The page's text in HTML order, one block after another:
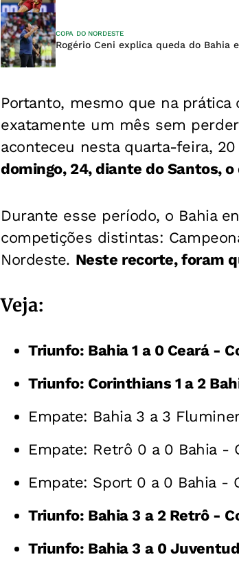
COPA DO NORDESTE
Rogério Ceni explica queda do
Portanto, mesmo que na
exatamente um mês sem
aconteceu nesta quarta-feira,
domingo, 24, diante do Santos,
Durante esse período, o Bahia
competições distintas:
Nordeste. Neste recorte, foram
Veja:
Triunfo: Bahia 1 a 0 Ceará -
Triunfo: Corinthians 1 a 2
Empate: Bahia 3 a 3
Empate: Retrô 0 a 0 Bahia -
Empate: Sport 0 a 0 Bahia -
Triunfo: Bahia 3 a 2 Retrô -
Triunfo: Bahia 3 a 0